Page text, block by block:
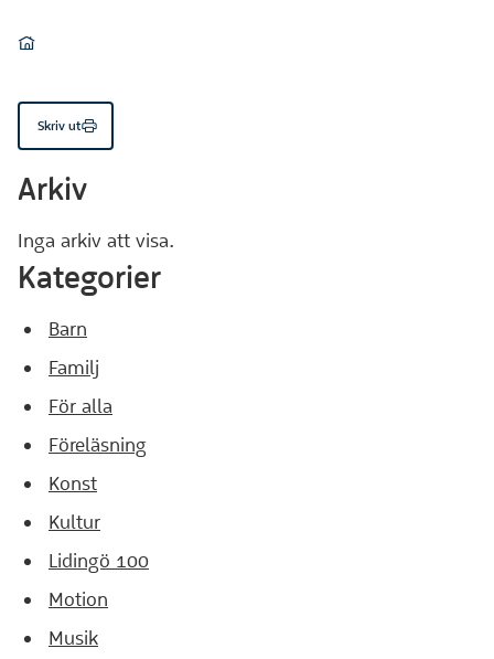
Du är här:
Hem
Skriv ut
Arkiv
Inga arkiv att visa.
Kategorier
Barn
Familj
För alla
Föreläsning
Konst
Kultur
Lidingö 100
Motion
Musik